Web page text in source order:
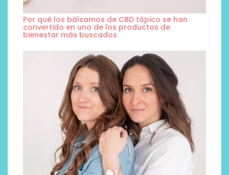
Por qué los bálsamos de CBD tópico se han
convertido en uno de los productos de
bienestar más buscados